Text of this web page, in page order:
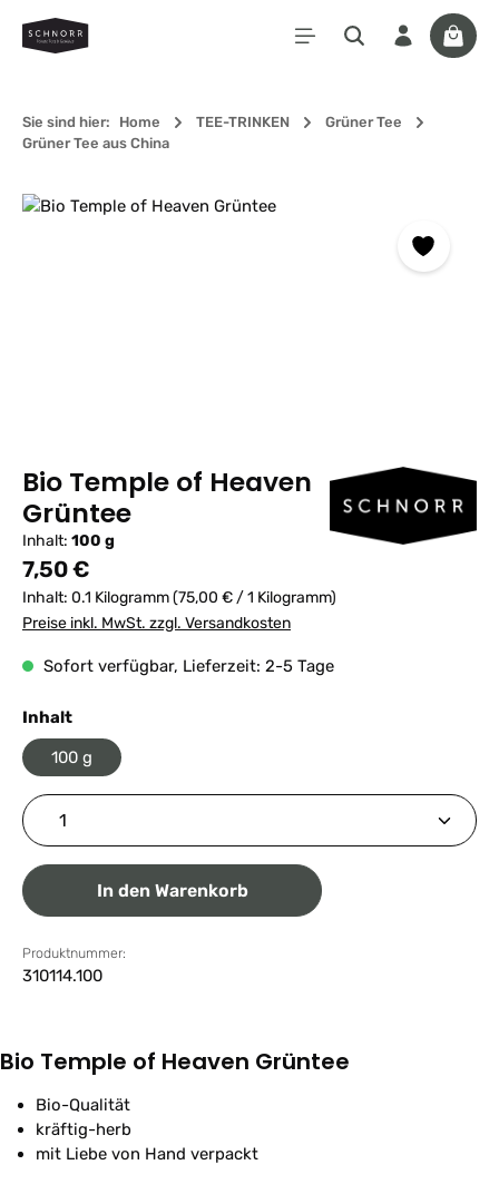
Zum Hauptinhalt springen
Sie sind hier: Home TEE-TRINKEN
Grüner Tee
Grüner Tee aus China
Bildergalerie überspringen
Bio Temple of Heaven
Grüntee
Inhalt: 100 g
Regulärer Preis:
7,50 €
Inhalt: 0.1 Kilogramm(75,00 € / 1 Kilogramm)
Preise inkl. MwSt. zzgl. Versandkosten
Sofort verfügbar, Lieferzeit: 2-5 Tage
Inhaltauswählen
100 g
Produkt Anzahl: Gib den gewünschten Wert ein
In den Warenkorb
Produktnummer:
310114.100
Bio Temple of Heaven Grüntee
Bio-Qualität
kräftig-herb
mit Liebe von Hand verpackt